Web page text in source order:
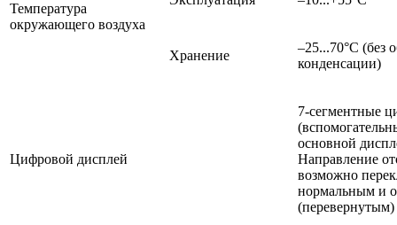
Температура
окружающего воздуха
Хранение
–25...70°C (без
конденсации)
Цифровой дисплей
7-сегментные
основной
Направление
возможно
нормальным и